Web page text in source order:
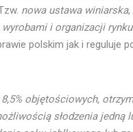
nowa ustawa winiarska,
i organizacji
polskim jak i reguluje
objętościowych,
słodzenia jedną